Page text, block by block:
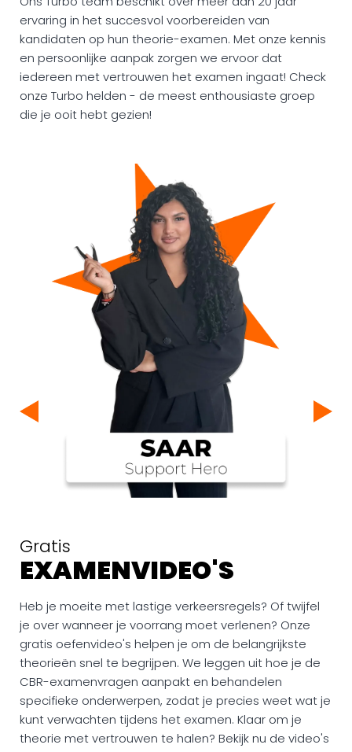
ervaring in het succesvol voorbereiden van
kandidaten op hun theorie-examen. Met onze kennis
en persoonlijke aanpak zorgen we ervoor dat
iedereen met vertrouwen het examen ingaat! Check
onze Turbo helden - de meest enthousiaste groep
die je ooit hebt gezien!
Gratis
EXAMENVIDEO'S
Heb je moeite met lastige verkeersregels? Of twijfel
je over wanneer je voorrang moet verlenen? Onze
gratis oefenvideo's helpen je om de belangrijkste
theorieën snel te begrijpen. We leggen uit hoe je de
CBR-examenvragen aanpakt en behandelen
specifieke onderwerpen, zodat je precies weet wat je
kunt verwachten tijdens het examen. Klaar om je
theorie met vertrouwen te halen? Bekijk nu de video's